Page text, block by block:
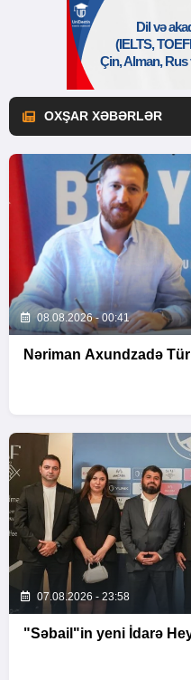
OXŞAR XƏBƏRLƏR
08.08.2026 - 00:41
Nəriman Axundzadə
07.08.2026 - 23:58
"Səbail"in yeni İdarə